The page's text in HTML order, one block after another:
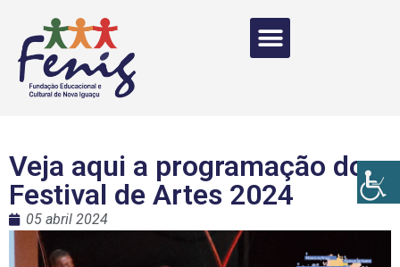
Veja aqui a programação do
Festival de Artes 2024
05 abril 2024